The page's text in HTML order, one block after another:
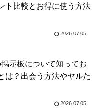
ト比較とお得に使う方法
2026.07.05
示板について知ってお
は？出会う方法やヤルた
2026.07.05